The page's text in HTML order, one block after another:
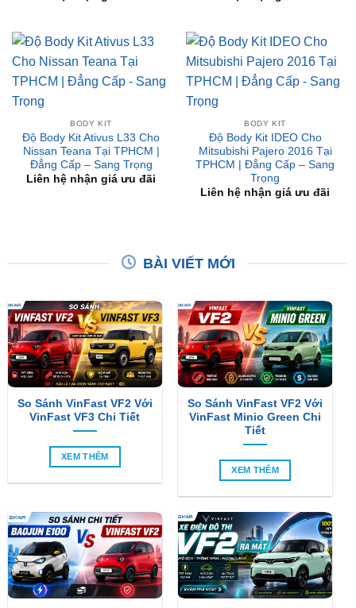
BODY KIT
Độ Body Kit Ativus L33 Cho
Nissan Teana Tại TPHCM |
Đẳng Cấp – Sang Trọng
Liên hệ nhận giá ưu đãi
BODY KIT
Độ Body Kit IDEO Cho
Mitsubishi Pajero 2016 Tại
TPHCM | Đẳng Cấp – Sang
Trọng
Liên hệ nhận giá ưu đãi
So Sánh VinFast VF2 Với
VinFast VF3 Chi Tiết
XEM THÊM
So Sánh VinFast VF2 Với
VinFast Minio Green Chi
Tiết
XEM THÊM
So Sánh Chi Tiết Baojun
E100 Và VinFast VF2
VinFast VF2 Ra Mắt: Xe
Điện Đô Thị Giá Chỉ 188
Triệu Đồng